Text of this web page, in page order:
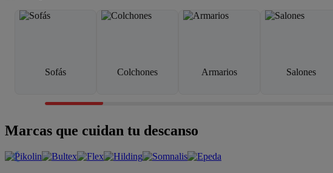
Sofás Colchones Armarios Salones
Marcas que cuidan tu descanso